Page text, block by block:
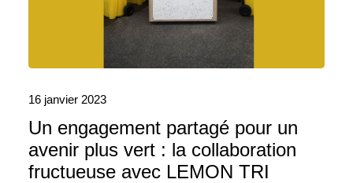
16 janvier 2023
Un engagement partagé pour un
avenir plus vert : la collaboration
fructueuse avec LEMON TRI